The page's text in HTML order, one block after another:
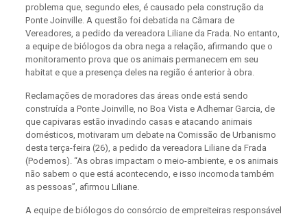
problema que, segundo eles, é causado pela construção da
Ponte Joinville. A questão foi debatida na Câmara de
Vereadores, a pedido da vereadora Liliane da Frada. No entanto,
a equipe de biólogos da obra nega a relação, afirmando que o
monitoramento prova que os animais permanecem em seu
habitat e que a presença deles na região é anterior à obra.
Reclamações de moradores das áreas onde está sendo
construída a Ponte Joinville, no Boa Vista e Adhemar Garcia, de
que capivaras estão invadindo casas e atacando animais
domésticos, motivaram um debate na Comissão de Urbanismo
desta terça-feira (26), a pedido da vereadora Liliane da Frada
(Podemos). “As obras impactam o meio-ambiente, e os animais
não sabem o que está acontecendo, e isso incomoda também
as pessoas”, afirmou Liliane.
A equipe de biólogos do consórcio de empreiteiras responsável